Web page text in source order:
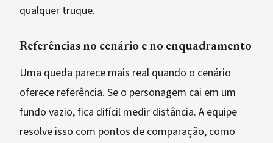
qualquer truque.
Referências no cenário e no enquadramento
Uma queda parece mais real quando o cenário
oferece referência. Se o personagem cai em um
fundo vazio, fica difícil medir distância. A equipe
resolve isso com pontos de comparação, como